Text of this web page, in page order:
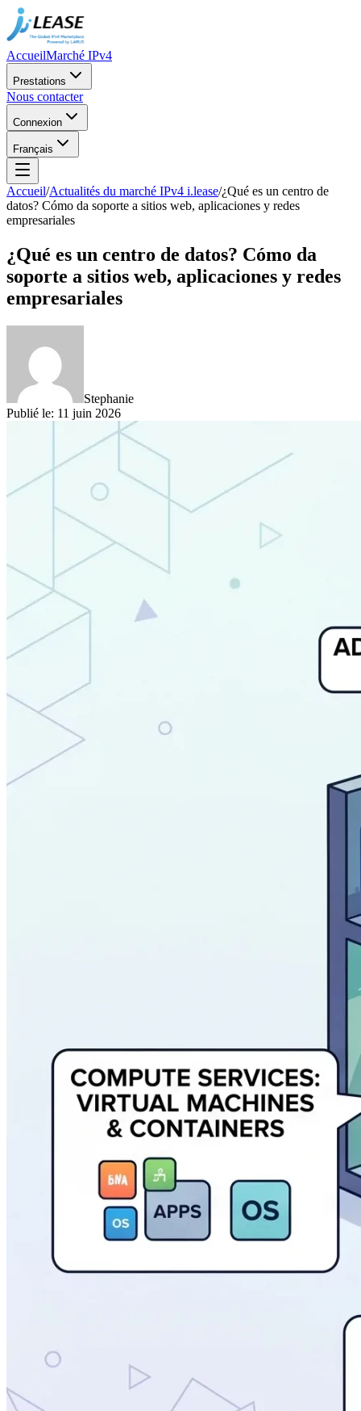
AccueilMarché IPv4
Prestations
Nous contacter
Connexion
Français
Accueil/Actualités du marché IPv4 i.lease/¿Qué es un centro de
datos? Cómo da soporte a sitios web, aplicaciones y redes
empresariales
¿Qué es un centro de datos? Cómo da
soporte a sitios web, aplicaciones y redes
empresariales
Stephanie
Publié le: 11 juin 2026